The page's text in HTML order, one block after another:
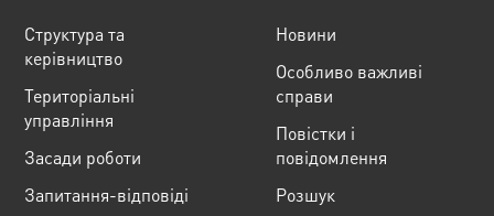
Структура та
керівництво
Територіальні
управління
Засади роботи
Запитання-відповіді
Новини
Особливо важливі
справи
Повістки і
повідомлення
Розшук